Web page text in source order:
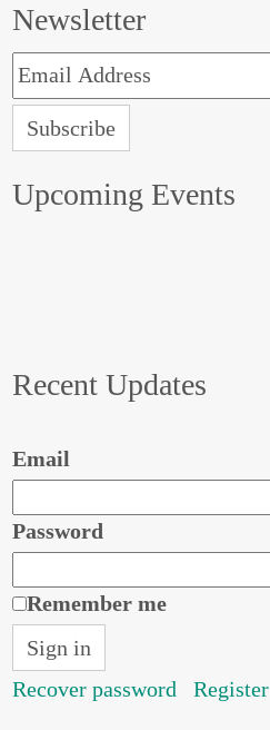
Newsletter
Upcoming Events
Recent Updates
Email
Password
Remember me
Recover password Register